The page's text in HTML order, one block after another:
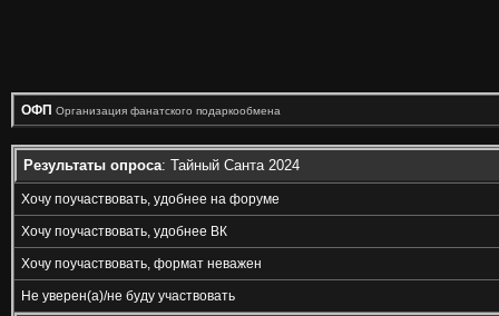
ОФП Организация фанатского подаркообмена
Результаты опроса: Тайный Санта 2024
Хочу поучаствовать, удобнее на форуме
Хочу поучаствовать, удобнее ВК
Хочу поучаствовать, формат неважен
Не уверен(а)/не буду участвовать